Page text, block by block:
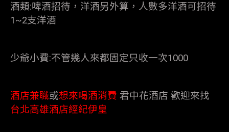
酒類:啤酒招待，洋酒另外算，人數多洋酒可招待
1~2支洋酒
少爺小費:不管幾人來都固定只收一次1000
酒店兼職或想來喝酒消費 君中花酒店 歡迎來找
台北高雄酒店經紀伊皇